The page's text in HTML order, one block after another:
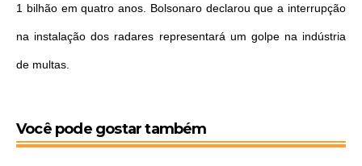
1 bilhão em quatro anos. Bolsonaro declarou que a interrupção
na instalação dos radares representará um golpe na indústria
de multas.
Você pode gostar também